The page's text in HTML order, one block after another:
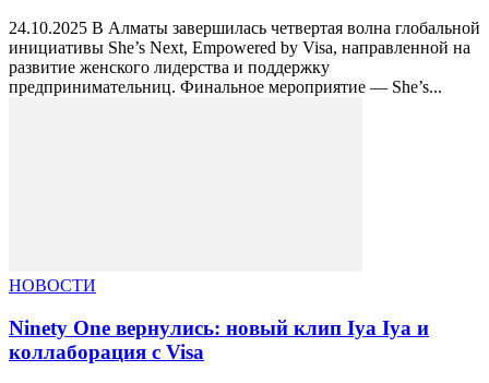
24.10.2025 В Алматы завершилась четвертая волна глобальной
инициативы She’s Next, Empowered by Visa, направленной на
развитие женского лидерства и поддержку
предпринимательниц. Финальное мероприятие — She’s...
НОВОСТИ
Ninety One вернулись: новый клип Iya Iya и
коллаборация с Visa